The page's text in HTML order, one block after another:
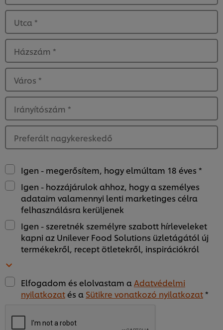
Utca *
Házszám *
Város *
Irányítószám *
Preferált nagykereskedő
Igen - megerősítem, hogy elmúltam 18 éves *
Igen - hozzájárulok ahhoz, hogy a személyes
adataim valamennyi lenti marketinges célra
felhasználásra kerüljenek
Igen - szeretnék személyre szabott hírleveleket
kapni az Unilever Food Solutions üzletágától új
termékekről, recept ötletekről, inspirációkról
Elfogadom és elolvastam a Adatvédelmi
nyilatkozatés a Sütikre vonatkozó nyilatkozat*